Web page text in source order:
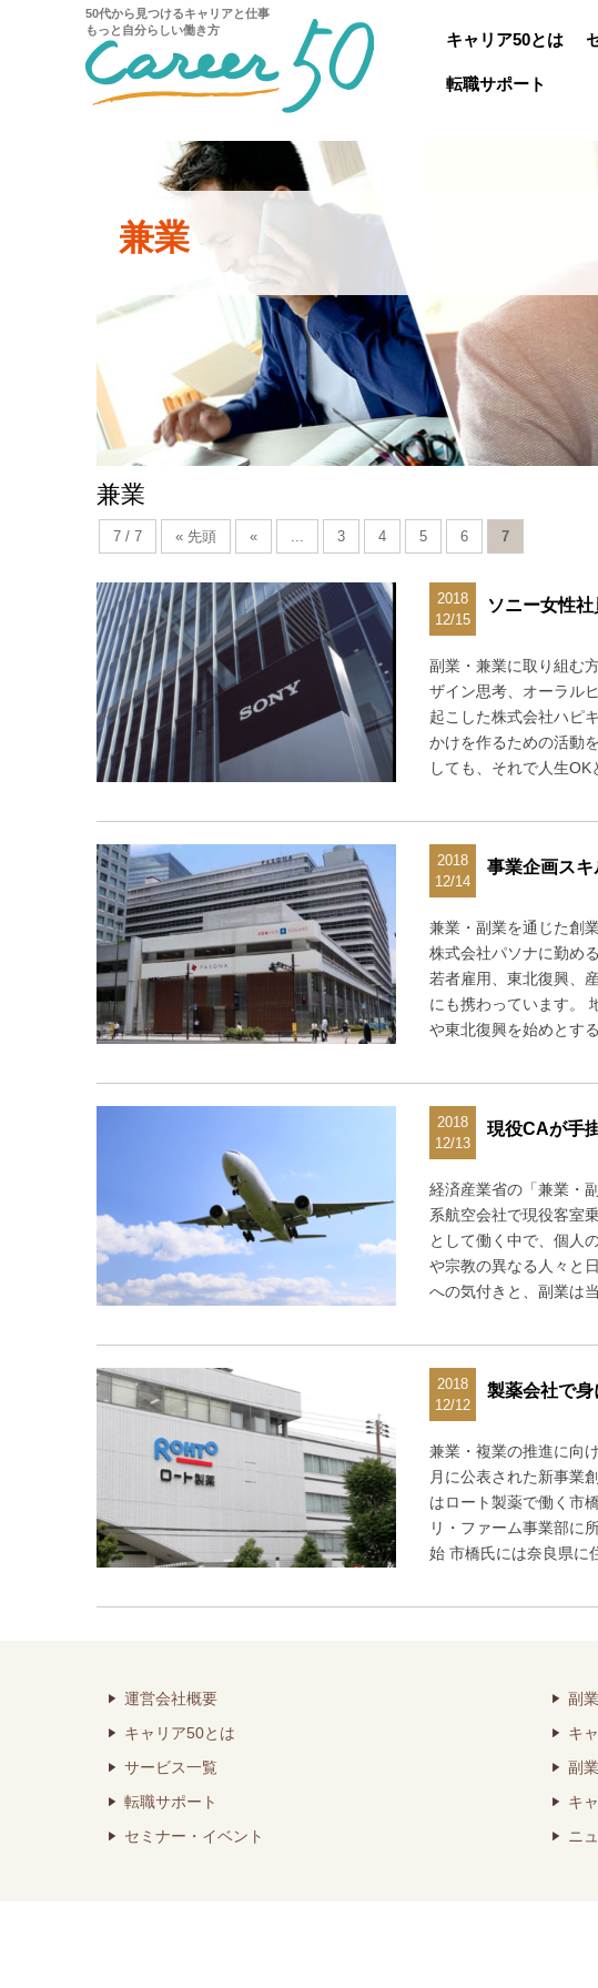
50代から見つけるキャリアと仕事
もっと自分らしい働き方
キャリア50とは
転職サポート
兼業
兼業
7 / 7 « 先頭 « 3 4 5 6 7
2018
12/15
ソニー女性
副業・兼業に取り組む
ザイン思考、オーラル
起こした株式会社ハピ
かけを作るための活動
しても、それで人生
2018
12/14
事業企画ス
兼業・副業を通じた創
株式会社パソナに勤め
若者雇用、東北復興、
にも携わっています。
や東北復興を始めとす
2018
12/13
現役CAが手
経済産業省の「兼業・
系航空会社で現役客室
として働く中で、個人
や宗教の異なる人々と
への気付きと、副業は
2018
12/12
製薬会社で
兼業・複業の推進に向
月に公表された新事業
はロート製薬で働く市
リ・ファーム事業部に
始 市橋氏には奈良県に
運営会社概要
キャリア50とは
サービス一覧
転職サポート
セミナー・イベント
副
キ
副
キ
ニ